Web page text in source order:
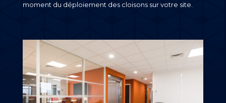
moment du déploiement des cloisons sur votre site.